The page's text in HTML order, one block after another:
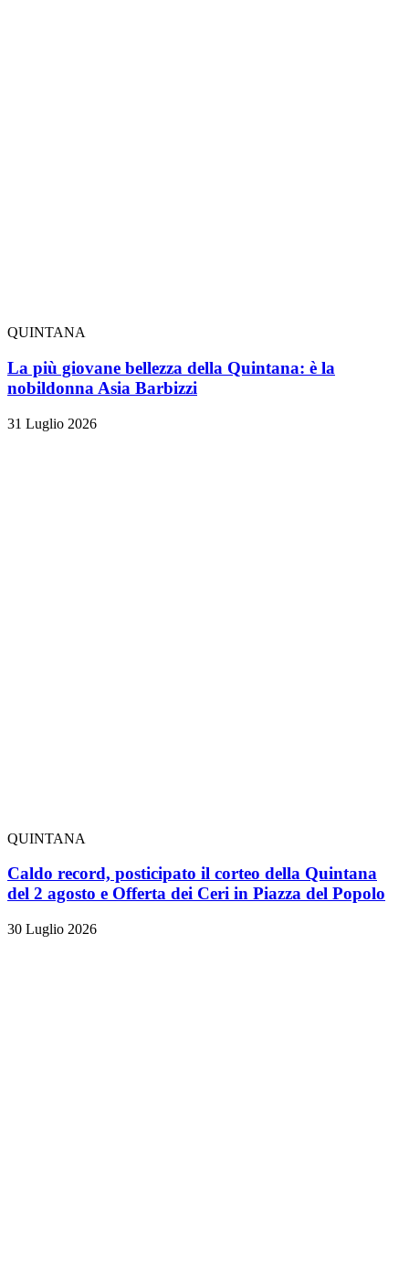
QUINTANA
La più giovane bellezza della Quintana: è la
nobildonna Asia Barbizzi
31 Luglio 2026
QUINTANA
Caldo record, posticipato il corteo della Quintana
del 2 agosto e Offerta dei Ceri in Piazza del Popolo
30 Luglio 2026